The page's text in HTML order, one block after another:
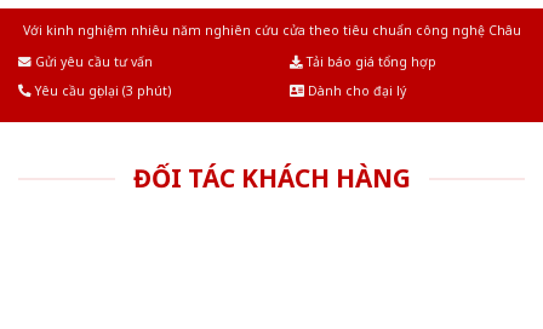
Với kinh nghiệm nhiêu năm nghiên cứu cửa theo tiêu chuẩn công nghệ Châu
Gửi yêu cầu tư vấn
Tải báo giá tổng hợp
Yêu cầu gọi lại (3 phút)
Dành cho đại lý
ĐỐI TÁC KHÁCH HÀNG